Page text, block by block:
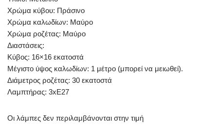
Χρώμα κύβου: Πράσινο
Χρώμα καλωδίων: Μαύρο
Χρώμα ροζέτας: Μαύρο
Διαστάσεις:
Κύβος: 16×16 εκατοστά
Μέγιστο ύψος καλωδίων: 1 μέτρο (μπορεί να μειωθεί).
Διάμετρος ροζέτας: 30 εκατοστά
Λαμπτήρας: 3xE27
Οι λάμπες δεν περιλαμβάνονται στην τιμή